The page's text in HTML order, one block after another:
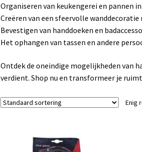
Organiseren van keukengerei en pannen in
Creëren van een sfeervolle
Bevestigen van handdoeken en
Het ophangen van tassen en andere
Ontdek de oneindige mogelijkheden van
verdient. Shop nu en transformeer je
Enig